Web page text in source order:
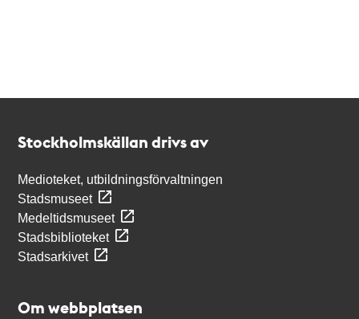
Stockholmskällan drivs av
Medioteket, utbildningsförvaltningen
Stadsmuseet
Medeltidsmuseet
Stadsbiblioteket
Stadsarkivet
Om webbplatsen